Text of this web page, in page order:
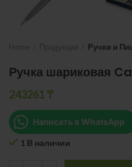
Ручки и
Ручка шариковая
243261 ₸
Написать в WhatsApp
1 В наличии